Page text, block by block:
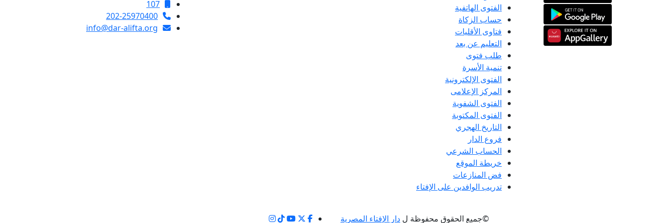
الفتوى الهاتفية
حساب الزكاة
فتاوى الأقليات
التعليم عن بعد
طلب فتوى
تنمية الأسرة
الفتوى الإلكترونية
المركز الإعلامى
الفتوى الشفوية
الفتوى المكتوبة
التاريخ الهجري
فروع الدار
الحساب الشرعي
خريطة الموقع
فض المنازعات
تدريب الوافدين على الإفتاء
107
202-25970400
info@dar-alifta.org
©جميع الحقوق محفوظة ل دار الإفتاء المصرية